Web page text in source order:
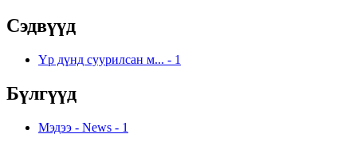
Сэдвүүд
Үр дүнд суурилсан м... - 1
Бүлгүүд
Мэдээ - News - 1